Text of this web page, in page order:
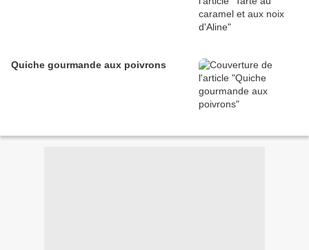
Quiche gourmande aux poivrons